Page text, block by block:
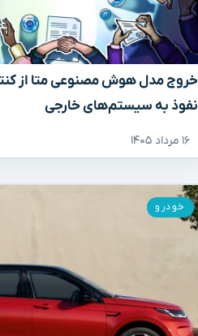
خروج مدل هوش مصنوعی متا از
نفوذ به سیستم‌های خارجی
۱۶ مرداد ۱۴۰۵
خودرو